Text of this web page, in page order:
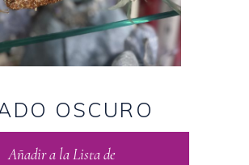
OSCURO
Añadir a la Lista de